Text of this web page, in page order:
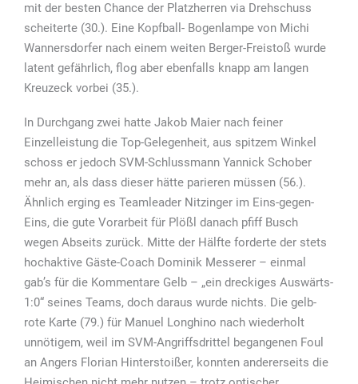
mit der besten Chance der Platzherren via Drehschuss
scheiterte (30.). Eine Kopfball- Bogenlampe von Michi
Wannersdorfer nach einem weiten Berger-Freistoß wurde
latent gefährlich, flog aber ebenfalls knapp am langen
Kreuzeck vorbei (35.).
In Durchgang zwei hatte Jakob Maier nach feiner
Einzelleistung die Top-Gelegenheit, aus spitzem Winkel
schoss er jedoch SVM-Schlussmann Yannick Schober
mehr an, als dass dieser hätte parieren müssen (56.).
Ähnlich erging es Teamleader Nitzinger im Eins-gegen-
Eins, die gute Vorarbeit für Plößl danach pfiff Busch
wegen Abseits zurück. Mitte der Hälfte forderte der stets
hochaktive Gäste-Coach Dominik Messerer – einmal
gab’s für die Kommentare Gelb – „ein dreckiges Auswärts-
1:0“ seines Teams, doch daraus wurde nichts. Die gelb-
rote Karte (79.) für Manuel Longhino nach wiederholt
unnötigem, weil im SVM-Angriffsdrittel begangenen Foul
an Angers Florian Hinterstoißer, konnten andererseits die